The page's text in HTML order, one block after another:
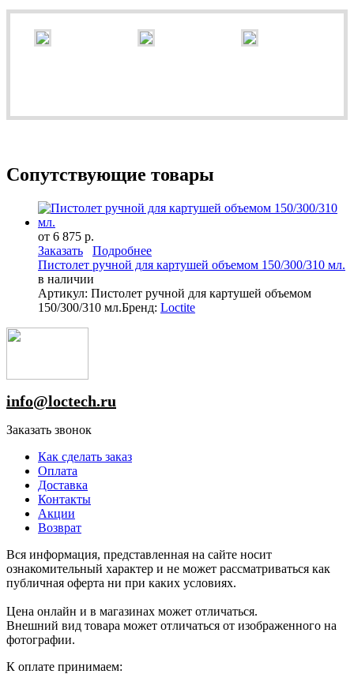
Сопутствующие товары
от 6 875 р.
Заказать
Подробнее
Пистолет ручной для картушей объемом 150/300/310 мл.
в наличии
Артикул: Пистолет ручной для картушей объемом
150/300/310 мл.Бренд: Loctite
info@loctech.ru
Заказать звонок
Как сделать заказ
Оплата
Доставка
Контакты
Акции
Возврат
Вся информация, представленная на сайте носит
ознакомительный характер и не может рассматриваться как
публичная оферта ни при каких условиях.
Цена онлайн и в магазинах может отличаться.
Внешний вид товара может отличаться от изображенного на
фотографии.
К оплате принимаем: